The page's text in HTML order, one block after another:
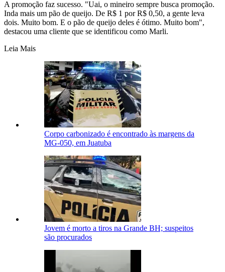
A promoção faz sucesso. "Uai, o mineiro sempre busca promoção.
Inda mais um pão de queijo. De R$ 1 por R$ 0,50, a gente leva
dois. Muito bom. E o pão de queijo deles é ótimo. Muito bom",
destacou uma cliente que se identificou como Marli.
Leia Mais
Corpo carbonizado é encontrado às margens da
MG-050, em Juatuba
Jovem é morto a tiros na Grande BH; suspeitos
são procurados